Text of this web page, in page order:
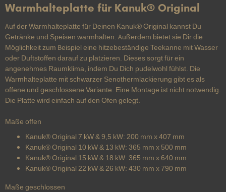
Warmhalteplatte für Kanuk® Original
Auf der Warmhalteplatte für Deinen Kanuk® Original kannst Du
Getränke und Speisen warmhalten. Außerdem bietet sie Dir die
Möglichkeit zum Beispiel eine hitzebeständige Teekanne mit Wasser
oder Duftstoffen darauf zu platzieren. Dieses sorgt für ein
angenehmes Raumklima, indem Du Dich pudelwohl fühlst. Die
Warmhalteplatte mit schwarzer Senothermlackierung gibt es als
offene und geschlossene Variante. Eine Montage ist nicht notwendig.
Die Platte wird einfach auf den Ofen gelegt.
Maße offen
Kanuk® Original 7 kW & 9,5 kW: 200 mm x 407 mm
Kanuk® Original 10 kW & 13 kW: 365 mm x 500 mm
Kanuk® Original 15 kW & 18 kW: 365 mm x 640 mm
Kanuk® Original 22 kW & 26 kW: 430 mm x 790 mm
Maße geschlossen